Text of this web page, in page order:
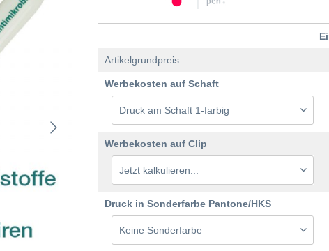
Artikelgrundpreis
Werbekosten auf Schaft
Werbekosten auf Clip
Druck in Sonderfarbe Pantone/HKS